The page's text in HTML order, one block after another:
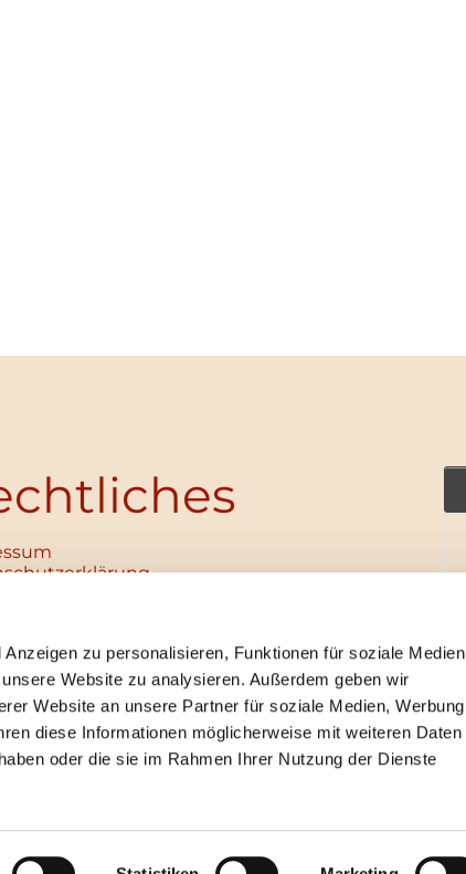
zu personalisieren, Funktionen für soziale Medien
Website zu analysieren. Außerdem geben wir
Website an unsere Partner für soziale Medien, Werbung
diese Informationen möglicherweise mit weiteren Daten
oder die sie im Rahmen Ihrer Nutzung der Dienste
Schutzkonzept
Ansprechpersonen
Hinweisgebersystem
ChurchDesk-Login